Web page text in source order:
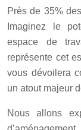
Près de 35%
Imaginez le
espace de
représente cet
vous dévoilera
un atout majeur
Nous allons